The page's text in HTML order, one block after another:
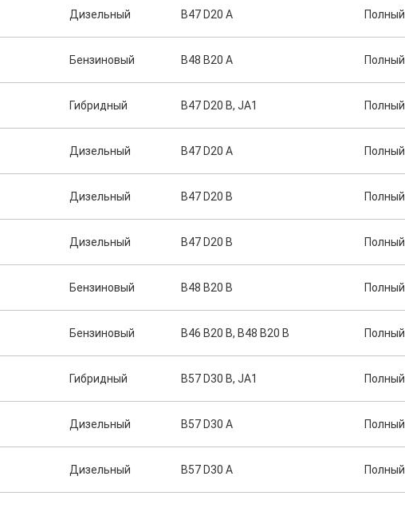
Дизельный B47 D20 A Полный
Бензиновый B48 B20 A Полный
Гибридный B47 D20 B, JA1 Полный
Дизельный B47 D20 A Полный
Дизельный B47 D20 B Полный
Дизельный B47 D20 B Полный
Бензиновый B48 B20 B Полный
Бензиновый B46 B20 B, B48 B20 B Полный
Гибридный B57 D30 B, JA1 Полный
Дизельный B57 D30 A Полный
Дизельный B57 D30 A Полный